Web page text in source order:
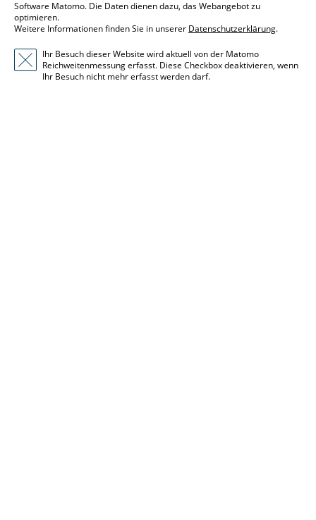
Software Matomo. Die Daten dienen dazu, das Webangebot zu
optimieren.
Weitere Informationen finden Sie in unserer Datenschutzerklärung.
Ihr Besuch dieser Website wird aktuell von der Matomo
Reichweitenmessung erfasst. Diese Checkbox deaktivieren, wenn
Ihr Besuch nicht mehr erfasst werden darf.